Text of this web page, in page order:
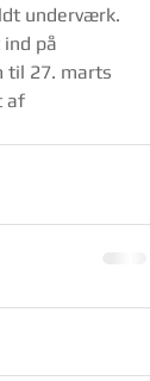
underværk.
på
til 27. marts
af